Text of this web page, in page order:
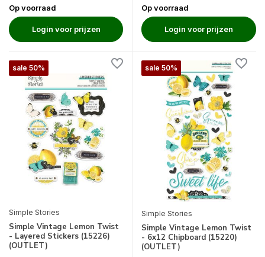
Op voorraad
Login voor prijzen
Op voorraad
Login voor prijzen
sale 50%
Simple Stories
Simple Vintage Lemon Twist
- Layered Stickers (15226)
(OUTLET)
sale 50%
Simple Stories
Simple Vintage Lemon Twist
- 6x12 Chipboard (15220)
(OUTLET)